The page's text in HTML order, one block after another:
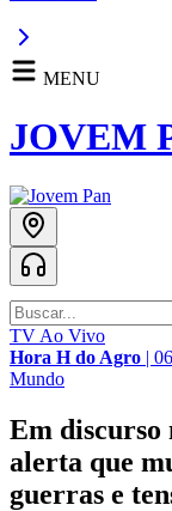
MENU
JOVEM
TV Ao Vivo
Hora H do Agro |
Mundo
Em discurso
alerta que
guerras e